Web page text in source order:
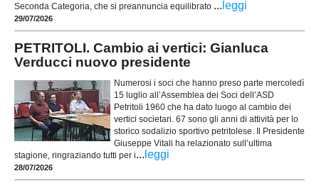
Seconda Categoria, che si preannuncia equilibrato ... leggi
29/07/2026
PETRITOLI. Cambio ai vertici: Gianluca
Verducci nuovo presidente
Numerosi i soci che hanno preso parte mercoledì
15 luglio all’Assemblea dei Soci dell’ASD
Petritoli 1960 che ha dato luogo al cambio dei
vertici societari. 67 sono gli anni di attività per lo
storico sodalizio sportivo petritolese. Il Presidente
Giuseppe Vitali ha relazionato sull’ultima
stagione, ringraziando tutti per i... leggi
28/07/2026